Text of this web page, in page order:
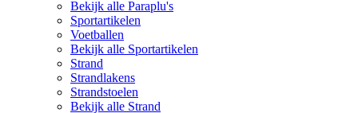
Bekijk alle Paraplu's
Sportartikelen
Voetballen
Bekijk alle Sportartikelen
Strand
Strandlakens
Strandstoelen
Bekijk alle Strand